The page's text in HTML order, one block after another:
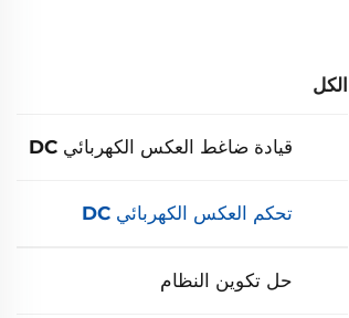
الكل
قيادة ضاغط العكس الكهربائي DC
تحكم العكس الكهربائي DC
حل تكوين النظام